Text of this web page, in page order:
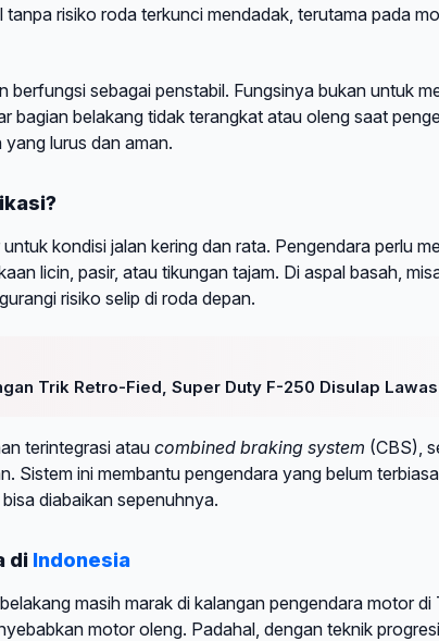
risiko roda terkunci mendadak, terutama pada
berfungsi sebagai penstabil. Fungsinya bukan untuk
bagian belakang tidak terangkat atau oleng saat
lurus dan aman.
kondisi jalan kering dan rata. Pengendara perlu
licin, pasir, atau tikungan tajam. Di aspal basah,
risiko selip di roda depan.
Trik Retro-Fied, Super Duty F-250 Disulap Lawas
terintegrasi atau combined braking system (CBS),
Sistem ini membantu pengendara yang belum
diabaikan sepenuhnya.
di Indonesia
masih marak di kalangan pengendara motor
motor oleng. Padahal, dengan teknik